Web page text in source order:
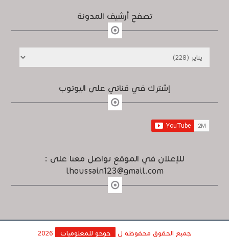
تصفح أرشيف المدونة
إشترك في قناتي على اليوتوب
للإعلان في الموقع تواصل معنا على :
lhoussain123@gmail.com
جميع الحقوق محفوظة ل حوحو للمعلوميات